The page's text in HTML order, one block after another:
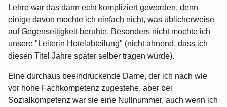
Lehre war das dann echt kompliziert geworden, denn
einige davon mochte ich einfach nicht, was üblicherweise
auf Gegenseitigkeit beruhte. Besonders nicht mochte ich
unsere "Leiterin Hotelabteilung" (nicht ahnend, dass ich
diesen Titel Jahre später selber tragen würde).
Eine durchaus beeindruckende Dame, der ich nach wie
vor hohe Fachkompetenz zugestehe, aber bei
Sozialkompetenz war sie eine Nullnummer, auch wenn ich